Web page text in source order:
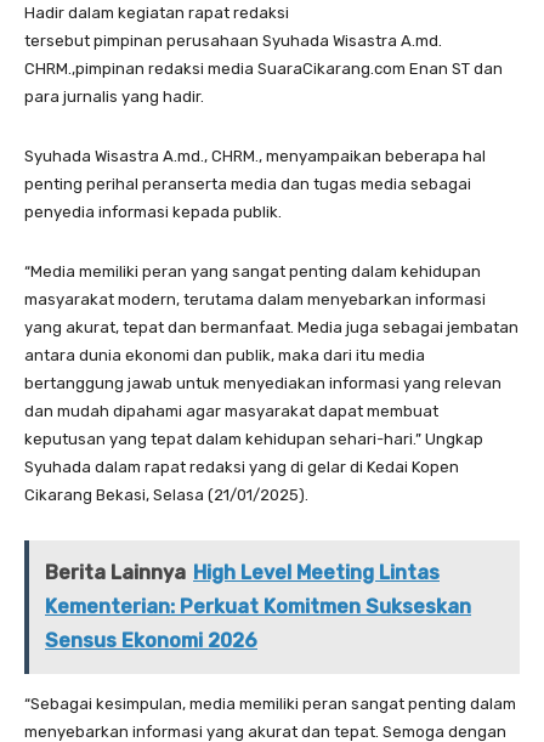
Hadir dalam kegiatan rapat redaksi
tersebut pimpinan perusahaan Syuhada Wisastra A.md.
CHRM.,pimpinan redaksi media SuaraCikarang.com Enan ST dan
para jurnalis yang hadir.
Syuhada Wisastra A.md., CHRM., menyampaikan beberapa hal
penting perihal peranserta media dan tugas media sebagai
penyedia informasi kepada publik.
“Media memiliki peran yang sangat penting dalam kehidupan
masyarakat modern, terutama dalam menyebarkan informasi
yang akurat, tepat dan bermanfaat. Media juga sebagai jembatan
antara dunia ekonomi dan publik, maka dari itu media
bertanggung jawab untuk menyediakan informasi yang relevan
dan mudah dipahami agar masyarakat dapat membuat
keputusan yang tepat dalam kehidupan sehari-hari.” Ungkap
Syuhada dalam rapat redaksi yang di gelar di Kedai Kopen
Cikarang Bekasi, Selasa (21/01/2025).
Berita Lainnya High Level Meeting Lintas
Kementerian: Perkuat Komitmen Sukseskan
Sensus Ekonomi 2026
“Sebagai kesimpulan, media memiliki peran sangat penting dalam
menyebarkan informasi yang akurat dan tepat. Semoga dengan